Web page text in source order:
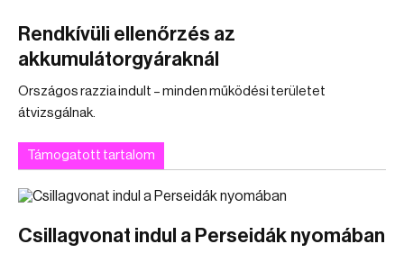
Rendkívüli ellenőrzés az
akkumulátorgyáraknál
Országos razzia indult – minden működési területet
átvizsgálnak.
Támogatott tartalom
Csillagvonat indul a Perseidák nyomában